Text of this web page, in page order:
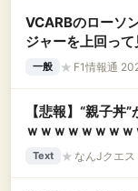
VCARBのローソ
ジャーを上回っ
一般 ★ F1情報通
【悲報】“親子丼
ｗｗｗｗｗｗｗｗ
Text ★ なんJクエ